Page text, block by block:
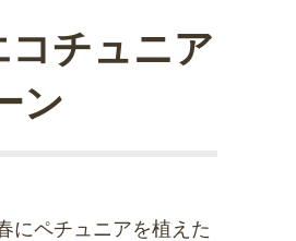
チュニア
ン
にペチュニアを植えた